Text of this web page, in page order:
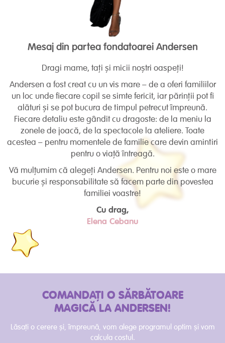
Mesaj din partea fondatoarei Andersen
Dragi mame, tați și micii noștri oaspeți!
Andersen a fost creat cu un vis mare – de a oferi familiilor
un loc unde fiecare copil se simte fericit, iar părinții pot fi
alături și se pot bucura de timpul petrecut împreună.
Fiecare detaliu este gândit cu dragoste: de la meniu la
zonele de joacă, de la spectacole la ateliere. Toate
acestea – pentru momentele de familie care devin amintiri
pentru o viață întreagă.
Vă mulțumim că alegeți Andersen. Pentru noi este o mare
bucurie și responsabilitate să facem parte din povestea
familiei voastre!
Cu drag,
Elena Cebanu
COMANDAȚI O SĂRBĂTOARE
MAGICĂ LA ANDERSEN!
Lăsați o cerere și, împreună, vom alege programul optim și vom
calcula costul.